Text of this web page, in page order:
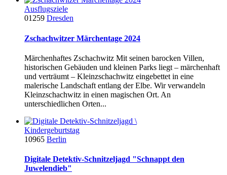
Ausflugsziele
01259 Dresden
Zschachwitzer Märchentage 2024
Märchenhaftes Zschachwitz Mit seinen barocken Villen,
historischen Gebäuden und kleinen Parks liegt – märchenhaft
und verträumt – Kleinzschachwitz eingebettet in eine
malerische Landschaft entlang der Elbe. Wir verwandeln
Kleinzschachwitz in einen magischen Ort. An
unterschiedlichen Orten...
Kindergeburtstag
10965 Berlin
Digitale Detektiv-Schnitzeljagd "Schnappt den
Juwelendieb"